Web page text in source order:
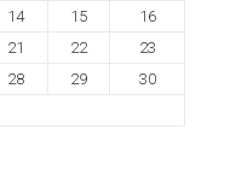
14 15
16
21 22
23
28 29
30